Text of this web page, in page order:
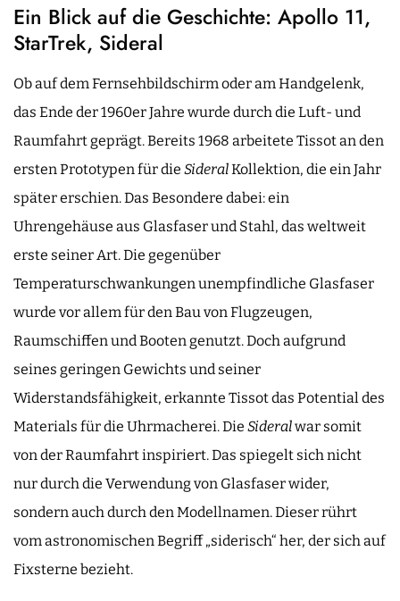
Ein Blick auf die Geschichte: Apollo 11,
StarTrek, Sideral
Ob auf dem Fernsehbildschirm oder am Handgelenk,
das Ende der 1960er Jahre wurde durch die Luft- und
Raumfahrt geprägt. Bereits 1968 arbeitete Tissot an den
ersten Prototypen für die SideralKollektion, die ein Jahr
später erschien. Das Besondere dabei: ein
Uhrengehäuse aus Glasfaser und Stahl, das weltweit
erste seiner Art. Die gegenüber
Temperaturschwankungen unempfindliche Glasfaser
wurde vor allem für den Bau von Flugzeugen,
Raumschiffen und Booten genutzt. Doch aufgrund
seines geringen Gewichts und seiner
Widerstandsfähigkeit, erkannte Tissot das Potential des
Materials für die Uhrmacherei. Die Sideralwar somit
von der Raumfahrt inspiriert. Das spiegelt sich nicht
nur durch die Verwendung von Glasfaser wider,
sondern auch durch den Modellnamen. Dieser rührt
vom astronomischen Begriff „siderisch“ her, der sich auf
Fixsterne bezieht.